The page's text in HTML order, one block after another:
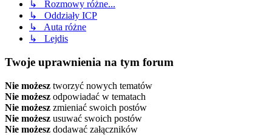
↳ Rozmowy różne...
↳ Oddziały ICP
↳ Auta różne
↳ Lejdis
Twoje uprawnienia na tym forum
Nie możesz tworzyć nowych tematów
Nie możesz odpowiadać w tematach
Nie możesz zmieniać swoich postów
Nie możesz usuwać swoich postów
Nie możesz dodawać załączników